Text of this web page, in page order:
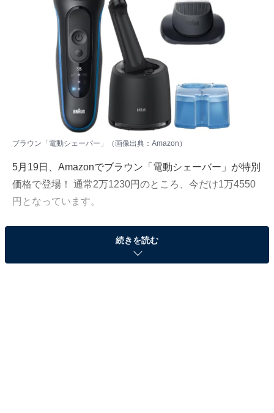
ブラウン「電動シェーバー」（画像出典：Amazon）
5月19日、 Amazonでブラウン「電動シェーバー」が特別
価格で登場！ 通常2万1230円のところ、今だけ1万4550
円となっています。
そのほかにも注目の商品がラインナップされているので,
あわせて紹介していきましょう。
続きを読む